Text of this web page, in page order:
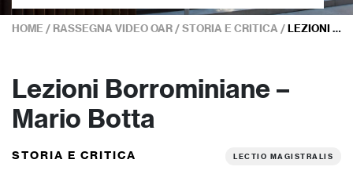
HOME / RASSEGNA VIDEO OAR /STORIA E CRITICA /LEZIONI BORROMINIANE – MARIO BOTTA
Lezioni Borrominiane –
Mario Botta
STORIA E CRITICA LECTIO MAGISTRALIS